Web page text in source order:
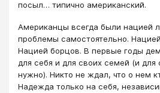
посыл… типично американский.
Американцы всегда были нацией
проблемы самостоятельно.
Нацией борцов. В первые годы
для себя и для своих семей (и
нужно). Никто не ждал, что о нем
Надежда только на себя,